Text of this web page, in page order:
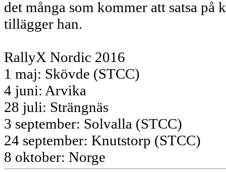
det många som kommer att satsa på
tillägger han.
RallyX Nordic 2016
1 maj: Skövde (STCC)
4 juni: Arvika
28 juli: Strängnäs
3 september: Solvalla (STCC)
24 september: Knutstorp (STCC)
8 oktober: Norge